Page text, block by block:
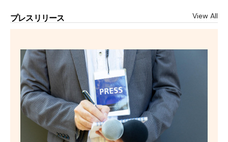
プレスリリース View All